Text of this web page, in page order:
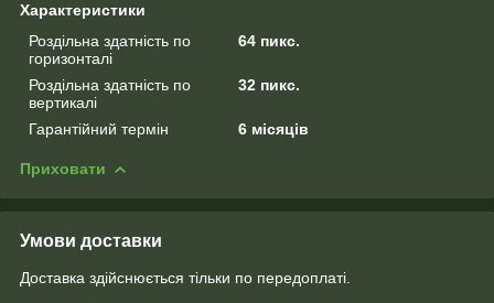
Характеристики
Роздільна здатність по
горизонталі
64 пикс.
Роздільна здатність по
вертикалі
32 пикс.
Гарантійний термін 6 місяців
Приховати
Умови доставки
Доставка здійснюється тільки по передоплаті.